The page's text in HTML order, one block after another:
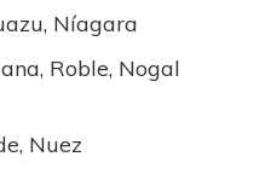
Níagara
Roble, Nogal
Nuez